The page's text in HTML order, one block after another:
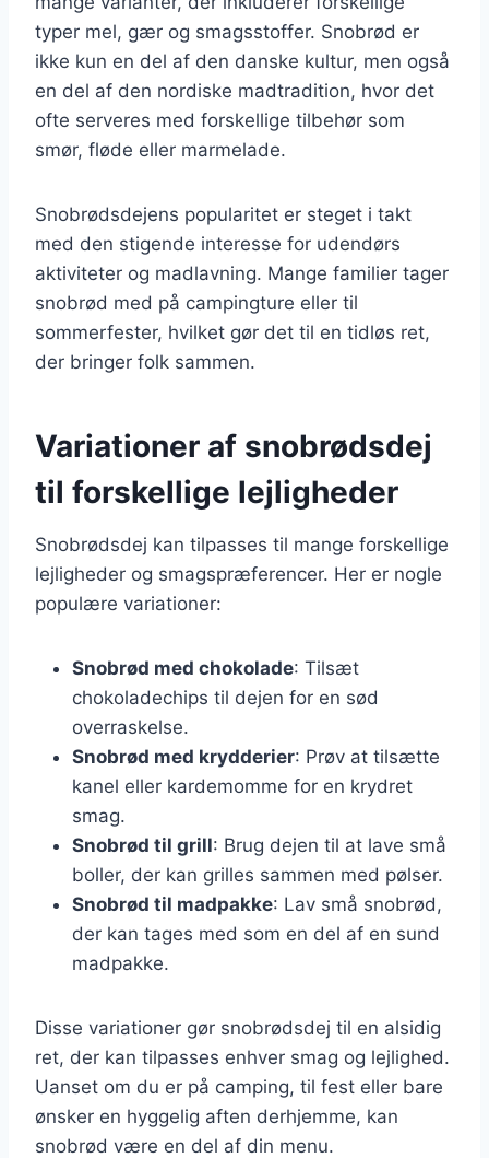
typer mel, gær og smagsstoffer. Snobrød er
ikke kun en del af den danske kultur, men også
en del af den nordiske madtradition, hvor det
ofte serveres med forskellige tilbehør som
smør, fløde eller marmelade.
Snobrødsdejens popularitet er steget i takt
med den stigende interesse for udendørs
aktiviteter og madlavning. Mange familier tager
snobrød med på campingture eller til
sommerfester, hvilket gør det til en tidløs ret,
der bringer folk sammen.
Variationer af snobrødsdej
til forskellige lejligheder
Snobrødsdej kan tilpasses til mange forskellige
lejligheder og smagspræferencer. Her er nogle
populære variationer:
Snobrød med chokolade: Tilsæt
chokoladechips til dejen for en sød
overraskelse.
Snobrød med krydderier: Prøv at tilsætte
kanel eller kardemomme for en krydret
smag.
Snobrød til grill: Brug dejen til at lave små
boller, der kan grilles sammen med pølser.
Snobrød til madpakke: Lav små snobrød,
der kan tages med som en del af en sund
madpakke.
Disse variationer gør snobrødsdej til en alsidig
ret, der kan tilpasses enhver smag og lejlighed.
Uanset om du er på camping, til fest eller bare
ønsker en hyggelig aften derhjemme, kan
snobrød være en del af din menu.